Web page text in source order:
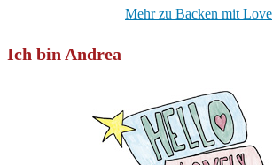
Mehr zu Backen mit Love
Ich bin Andrea